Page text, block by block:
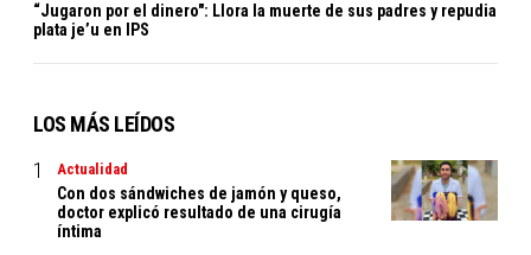
“Jugaron por el dinero": Llora la muerte de sus padres y repudia
plata je’u en IPS
LOS MÁS LEÍDOS
Actualidad
Con dos sándwiches de jamón y queso,
doctor explicó resultado de una cirugía
íntima